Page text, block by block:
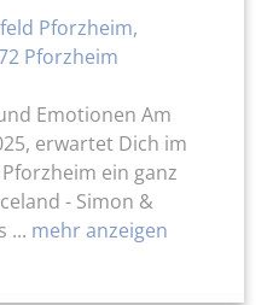
Pforzheim,
Pforzheim
Emotionen Am
erwartet Dich im
ein ganz
- Simon &
... mehr anzeigen